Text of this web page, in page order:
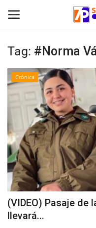
Inicio
Crónica
Policial
Tribunales
Deporte
Política
Espectáculos
Tag: #Norma
Crónica
(VIDEO) Pasaje de
llevará...